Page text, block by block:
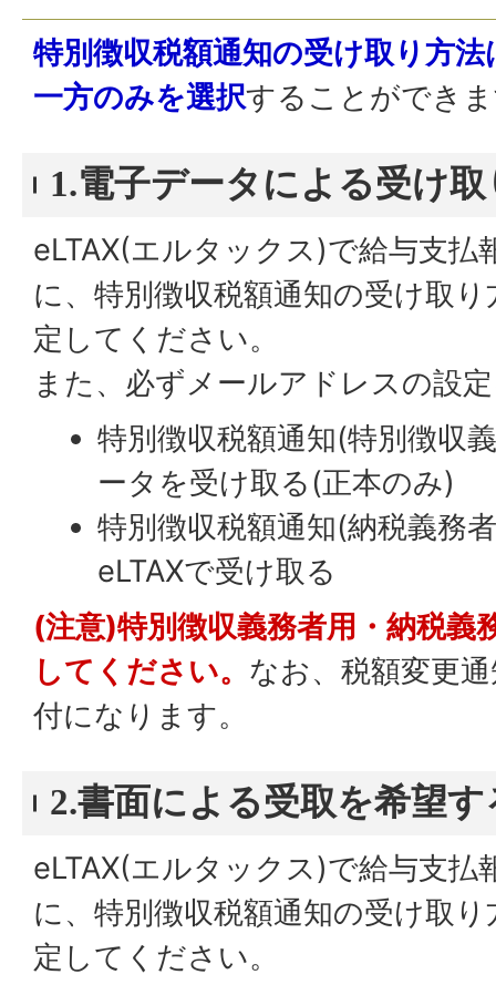
特別徴収税額通知の受け取り方
一方のみを選択することができ
1.電子データによる受け
eLTAX(エルタックス)で給与支払
に、特別徴収税額通知の受け取
定してください。
また、必ずメールアドレスの設
特別徴収税額通知(特別徴収
ータを受け取る(正本のみ)
特別徴収税額通知(納税義務
eLTAXで受け取る
(注意)特別徴収義務者用・納税義
してください。 なお、税額変更
付になります。
2.書面による受取を希望す
eLTAX(エルタックス)で給与支払
に、特別徴収税額通知の受け取
定してください。